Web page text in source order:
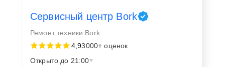
Сервисный центр Bork
Ремонт техники Bork
4,93000+ оценок
Открыто до 21:00